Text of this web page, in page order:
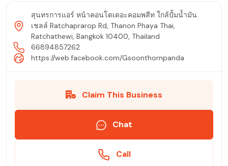
สุนทรการแอร์ หน้าคอนโดเดอะคอมพลีท ใกล้ปั้มน้ำมัน
เชลล์ Ratchaprarop Rd, Thanon Phaya Thai,
Ratchathewi, Bangkok 10400, Thailand
66894857262
https://web.facebook.com/Gsoonthornpanda
Claim This Business
Chat
Call